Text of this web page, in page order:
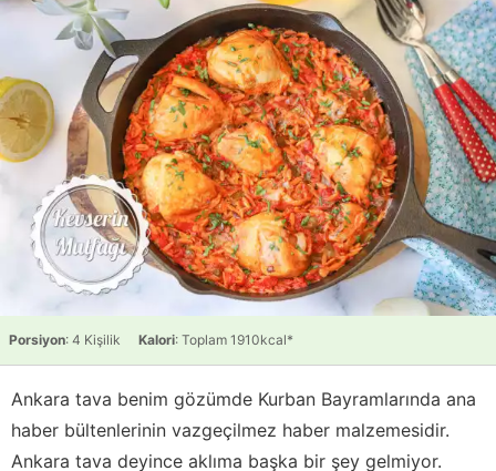
Porsiyon: 4 Kişilik Kalori: Toplam 1910kcal*
Ankara tava benim gözümde Kurban Bayramlarında ana
haber bültenlerinin vazgeçilmez haber malzemesidir.
Ankara tava deyince aklıma başka bir şey gelmiyor.